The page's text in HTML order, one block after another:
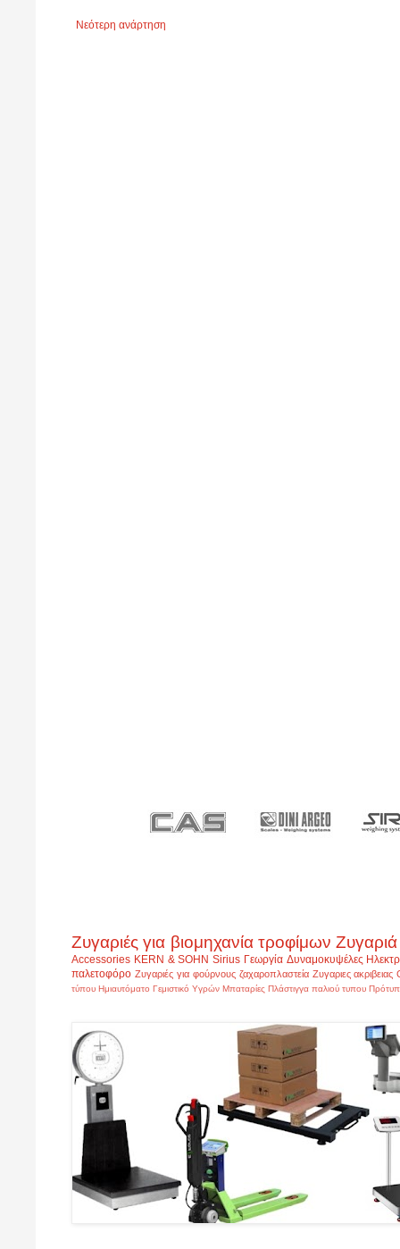
Νεότερη ανάρτηση
Ζυγαριές για βιομηχανία τροφίμων
Accessories KERN & SOHN Sirius Γεωργία Δυναμοκυψέλες
παλετοφόρο Ζυγαριές για φούρνους ζαχαροπλαστεία Ζυγαριες ακριβειας
τύπου Ημιαυτόματο Γεμιστικό Υγρών Μπαταρίες Πλάστιγγα παλιού τυπου